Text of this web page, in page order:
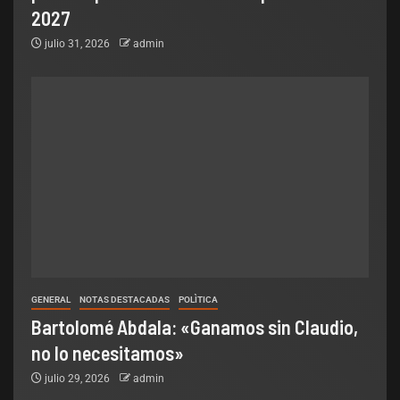
2027
julio 31, 2026 admin
GENERAL NOTAS DESTACADAS POLÌTICA
Bartolomé Abdala: «Ganamos sin Claudio,
no lo necesitamos»
julio 29, 2026 admin